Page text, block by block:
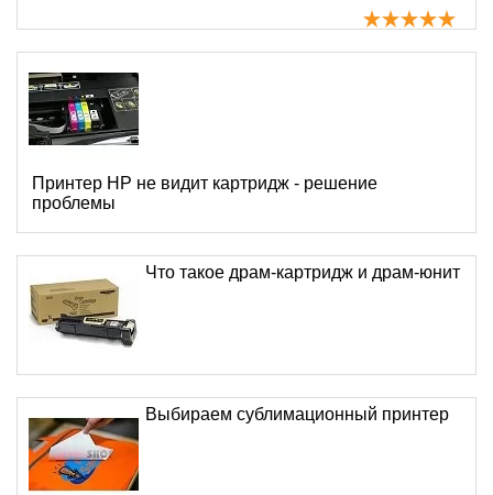
Принтер HP не видит картридж - решение
проблемы
Что такое драм-картридж и драм-юнит
Выбираем сублимационный принтер